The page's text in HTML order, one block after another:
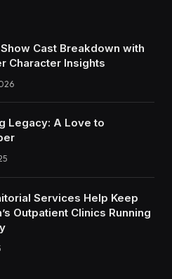
Cast Breakdown with
Character Insights
Legacy: A Love to
Services Help Keep
Outpatient Clinics Running